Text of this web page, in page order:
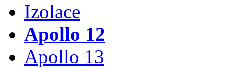
Izolace
Apollo 12
Apollo 13